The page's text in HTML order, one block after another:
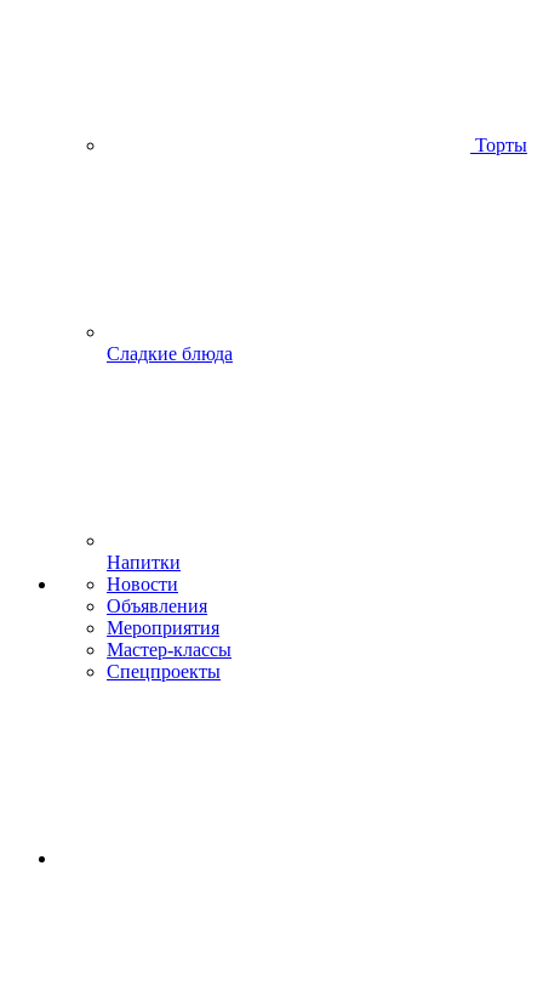
Торты
Сладкие блюда
Напитки
Новости
Объявления
Мероприятия
Мастер-классы
Спецпроекты